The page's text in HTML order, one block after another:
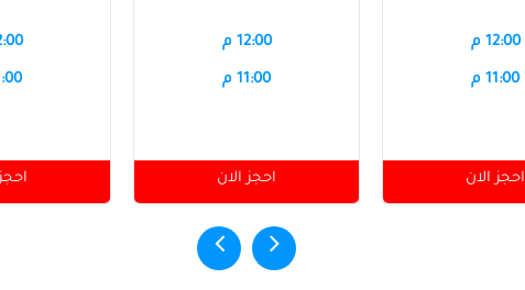
12:00 م
11:00 م
احجز الان
12:00 م
11:00 م
احجز الان